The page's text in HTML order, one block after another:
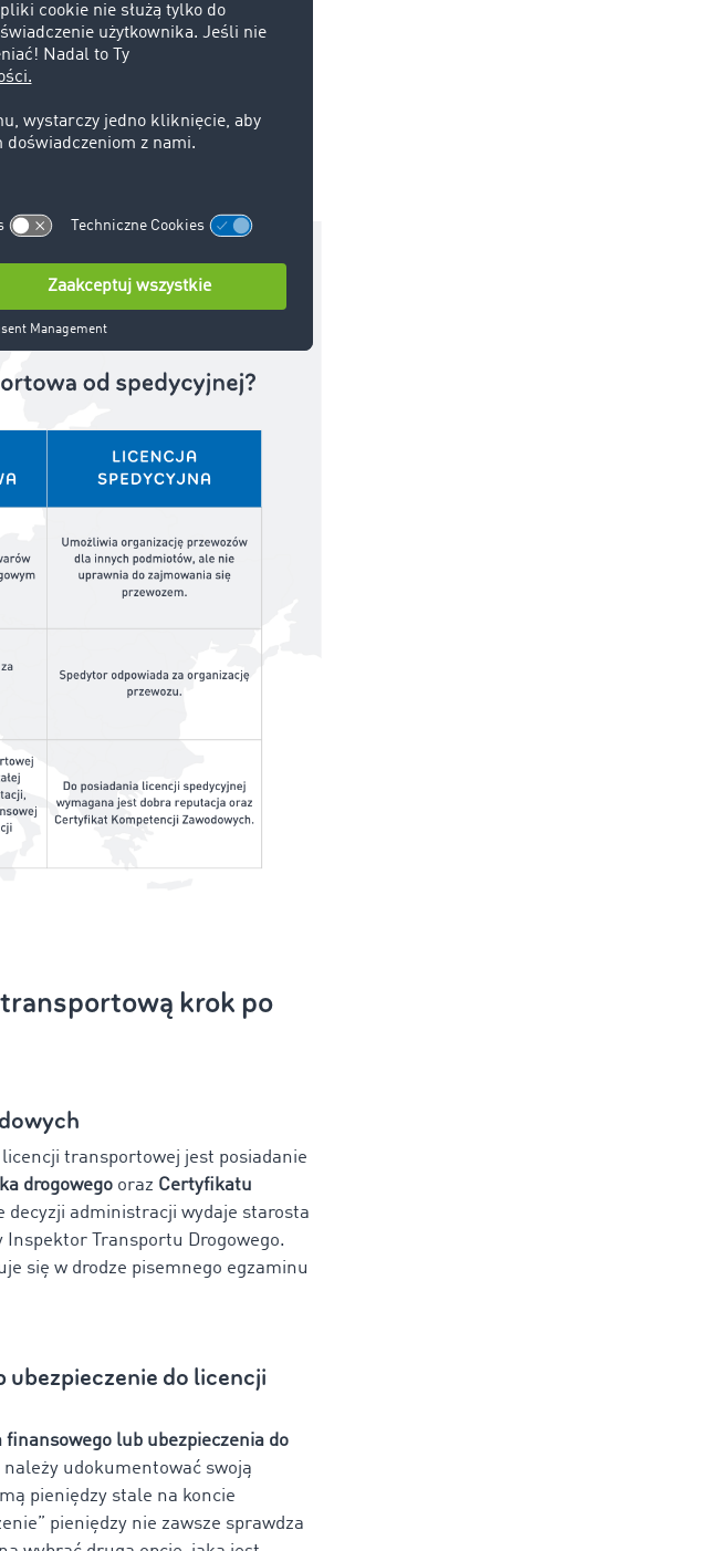
branży transportowej, różnią się
jakie trzeba spełnić, aby
że licencja transportowa uprawnia
koordynowania transportu.
krok po
transportowej jest posiadanie
drogowego oraz Certyfikatu
decyzji administracji wydaje starosta
Inspektor Transportu Drogowego.
się w drodze pisemnego egzaminu
ubezpieczenie do licencji
finansowego lub ubezpieczenia do
udokumentować swoją
pieniędzy stale na koncie
pieniędzy nie zawsze sprawdza